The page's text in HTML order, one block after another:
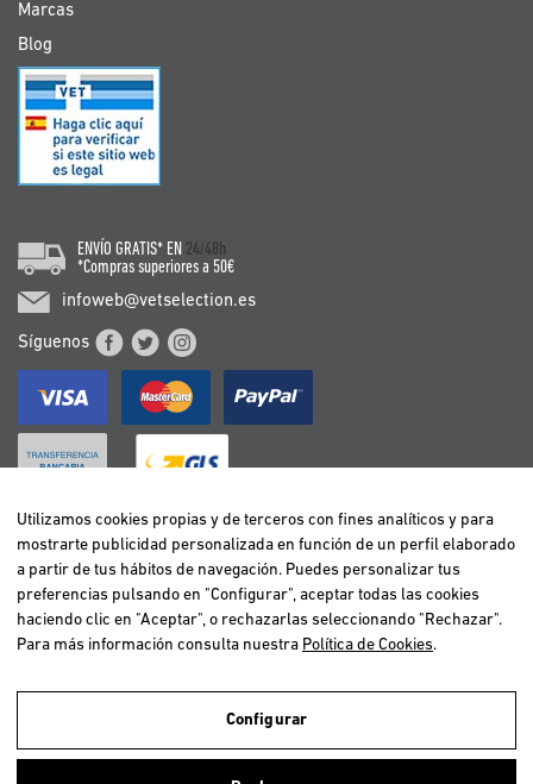
Utilizamos cookies propias y de terceros para realizar el análisis de la
Marcas
Blog
ENVÍO GRATIS* EN 24/48h
*Compras superiores a 50€
infoweb@vetselection.es
Síguenos
BELGIË / BELGIQUE
DEUTSCHLAND
ESPAÑA
FRANCE
ITALIA
NEDERLAND
ÖSTERREICH
Utilizamos cookies propias y de terceros con fines analíticos y para
mostrarte publicidad personalizada en función de un perfil elaborado
a partir de tus hábitos de navegación. Puedes personalizar tus
preferencias pulsando en "Configurar", aceptar todas las cookies
haciendo clic en "Aceptar", o rechazarlas seleccionando "Rechazar".
Para más información consulta nuestra Política de Cookies.
Configurar